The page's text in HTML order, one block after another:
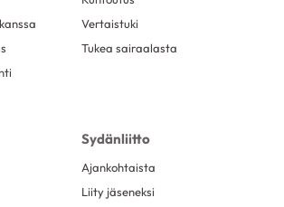
Vertaistuki
Tukea sairaalasta
Sydänliitto
Ajankohtaista
Liity jäseneksi